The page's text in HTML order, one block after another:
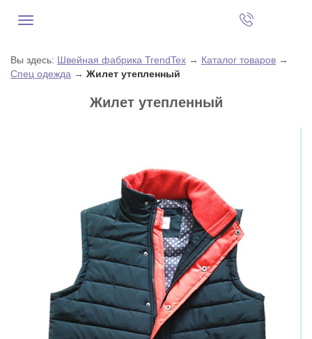
Вы здесь: Швейная фабрика TrendTex → Каталог товаров →
Спец одежда → Жилет утепленный
Жилет утепленный